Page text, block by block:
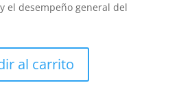
el desempeño general del
al carrito